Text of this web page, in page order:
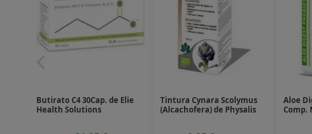
Butirato C4 30Cap. de Elie
Health Solutions
Tintura Cynara Scolymus
(Alcachofera) de Physalis
Aloe
Comp.